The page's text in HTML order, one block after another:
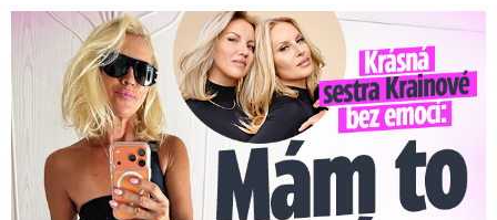
Krásná sestra Krainové bez emocí: Mám to za pár…